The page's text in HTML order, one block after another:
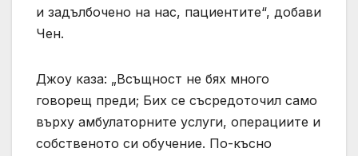
и задълбочено на нас, пациентите“, добави
Чен.
Джоу каза: „Всъщност не бях много
говорещ преди; Бих се съсредоточил само
върху амбулаторните услуги, операциите и
собственото си обучение. По-късно